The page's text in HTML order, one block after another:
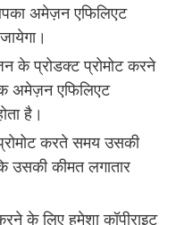
अमेज़न एफिलिएट
के प्रोडक्ट प्रोमोट करने
अमेज़न एफिलिएट
है।
करते समय उसकी
उसकी कीमत लगातार
के लिए हमेशा कॉपीराइट